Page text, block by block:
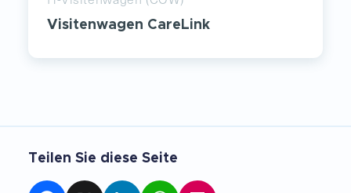
Visitenwagen CareLink
Teilen Sie diese Seite